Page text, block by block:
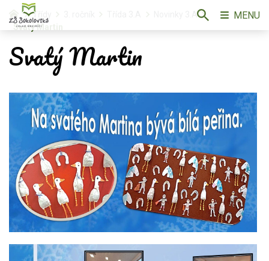
Třídy
Novinky 3.A
Svatý Martin
Svatý Martin
MENU